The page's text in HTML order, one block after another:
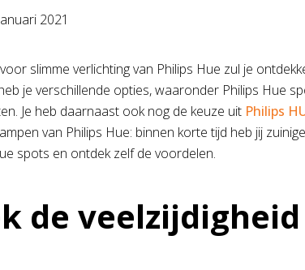
2021
slimme verlichting van Philips Hue zul je
je verschillende opties, waaronder Philips Hue
Je heb daarnaast ook nog de keuze uit Philips
van Philips Hue: binnen korte tijd heb jij
spots en ontdek zelf de voordelen.
de